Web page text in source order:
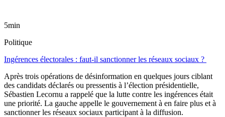
5min
Politique
Ingérences électorales : faut-il sanctionner les réseaux sociaux ?
Après trois opérations de désinformation en quelques jours ciblant
des candidats déclarés ou pressentis à l’élection présidentielle,
Sébastien Lecornu a rappelé que la lutte contre les ingérences était
une priorité. La gauche appelle le gouvernement à en faire plus et à
sanctionner les réseaux sociaux participant à la diffusion.